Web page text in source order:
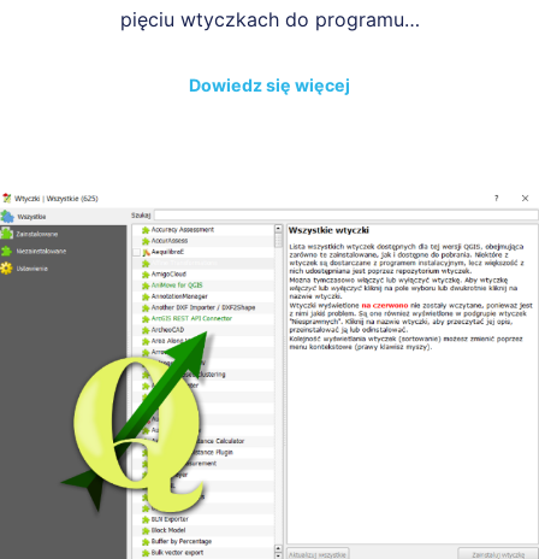
pięciu wtyczkach do programu…
Dowiedz się więcej